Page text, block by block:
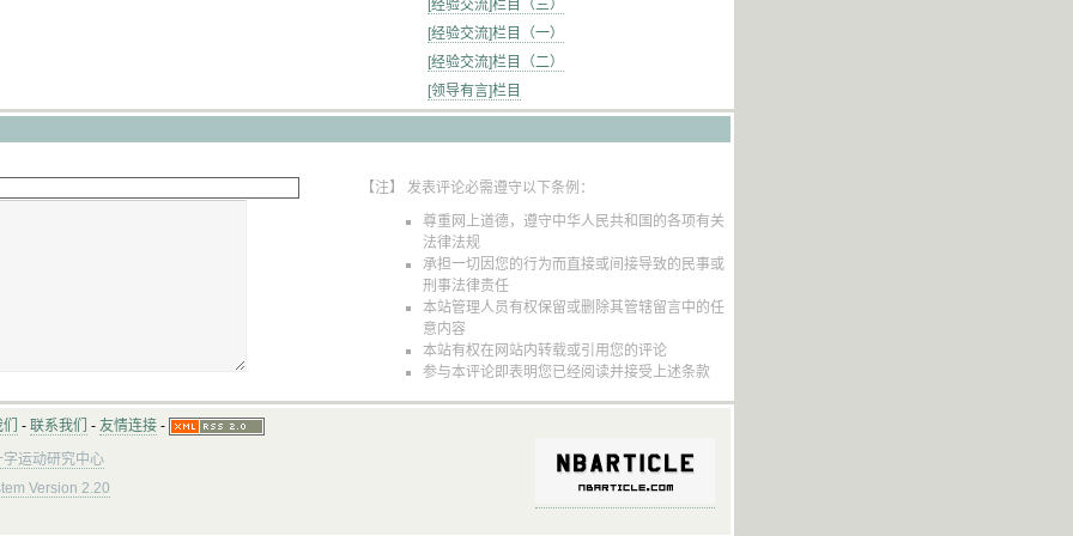
[经验交流]栏目（三）
[经验交流]栏目（一）
[经验交流]栏目（二）
[领导有言]栏目
【注】 发表评论必需遵守以下条例：
尊重网上道德，遵守中华人民共和国的各项有关
法律法规
承担一切因您的行为而直接或间接导致的民事或
刑事法律责任
本站管理人员有权保留或删除其管辖留言中的任
意内容
本站有权在网站内转载或引用您的评论
参与本评论即表明您已经阅读并接受上述条款
- 联系我们 - 友情连接 -
字运动研究中心
Version 2.20